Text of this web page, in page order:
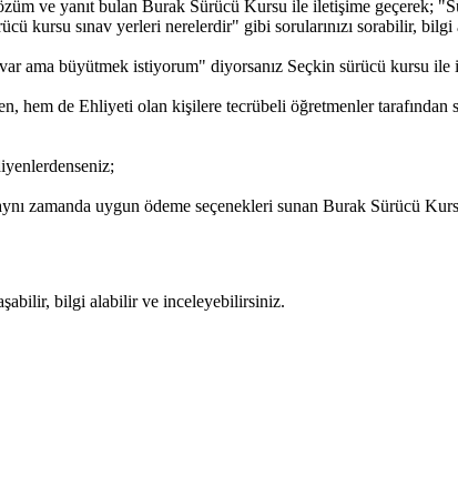
ve yanıt bulan Burak Sürücü Kursu ile iletişime
kursu sınav yerleri nerelerdir" gibi sorularınızı sorabilir,
ama büyütmek istiyorum" diyorsanız Seçkin sürücü kursu ile
hem de Ehliyeti olan kişilere tecrübeli öğretmenler
zamanda uygun ödeme seçenekleri sunan Burak Sürücü
bilgi alabilir ve inceleyebilirsiniz.